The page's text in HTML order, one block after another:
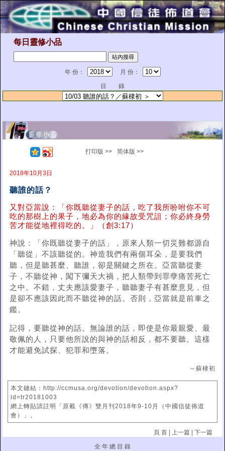
每日靈修小品
年 份：
月 份：
目 錄
打印版 >> 简体版 >>
2018年10月3日
聽誰的話？
又對亞當說：「你既聽從妻子的話，吃了我所吩咐你不可
吃的那樹上的果子，地必為你的緣故受咒詛；你必終身勞
苦才能從地裡得吃的。」（創3:17）
神說：「你既聽從妻子的話」，原來人類一切災難都源自
「聽從」不該聽從的。神造我們有兩個耳朵，是要我們
聽，但是聽甚麼、聽誰，卻是關鍵之所在。亞當聽從妻
子，不聽從神，闖下彌天大禍，把人類帶到罪孽痛苦死亡
之中。不錯，丈夫應該愛妻子，聽聽妻子有甚麼意見，但
是卻不應該因此而不聽從神的話。否則，亞當就是前車之
鑑。
記得，要聽從神的話。無論誰的話，即使是你最親愛、最
敬佩的人，只要他所說的與神的話相反，都不要聽。這樣
才能避免試探、犯罪和墮落。
～蘇棣初
本文鏈結：http://ccmusa.org/devotion/devotion.aspx?
id=tr20181003
網上轉貼請註明「原載《傳》雙月刊2018年9-10月（中國信徒佈道
會）」。
頁 首| 上一篇| 下一篇
全 年 總 目 錄